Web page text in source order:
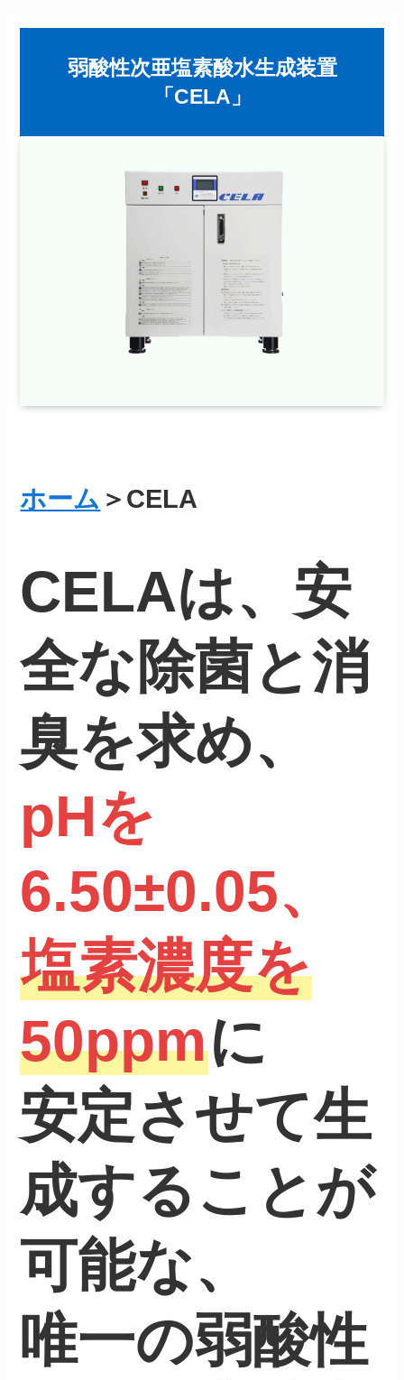
弱酸性次亜塩素酸水生成装置
「CELA」
ホーム ＞CELA
CELAは、安
全な除菌と消
臭を求め、
pHを
6.50±0.05、
塩素濃度を
50ppmに
安定させて生
成することが
可能な、
唯一の弱酸性